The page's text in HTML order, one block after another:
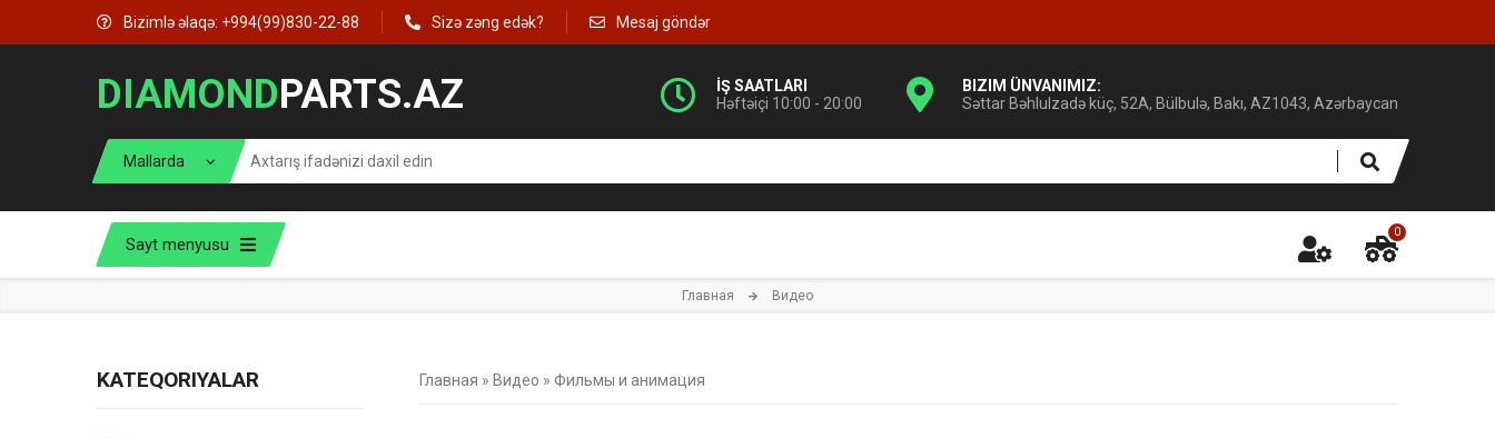
Bizimlə əlaqə: +994(99)830-22-88 Sizə zəng edək? Mesaj göndər
DIAMONDPARTS.AZ
İŞ SAATLARI
Həftəiçi 10:00 - 20:00
BIZIM ÜNVANIMIZ:
Səttar Bəhlulzadə küç, 52A, Bülbulə, Bakı, AZ1043, Azərbaycan
Sayt menyusu
0
Главная Видео
Главная » Видео » Фильмы и анимация
KATEQORIYALAR